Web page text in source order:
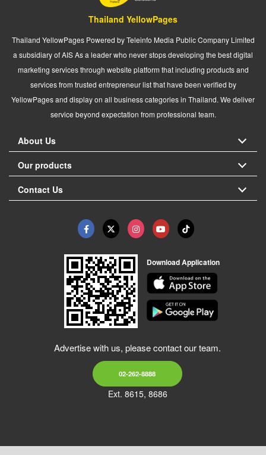
Thailand YellowPages
Thailand YellowPages Powered by Teleinfo Media Public Company Limited
a subsidiary of AIS As a leader who never stops developing the best digital
marketing services through website platform that including products and
services from trusted entrepreneur list that have been verified by
YellowPages and display on all business categories in Thailand. We deliver
service beyond expectation from professional team.
About Us
Our products
Contact Us
Download Application
Advertise with us, please contact our team.
02-262-8888
Ext. 8615, 8686